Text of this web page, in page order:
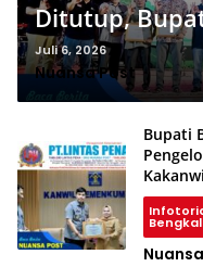
Ditutup,
Harapkan
Negeri
Juli 6, 2026
Nuansa Post
Bupati